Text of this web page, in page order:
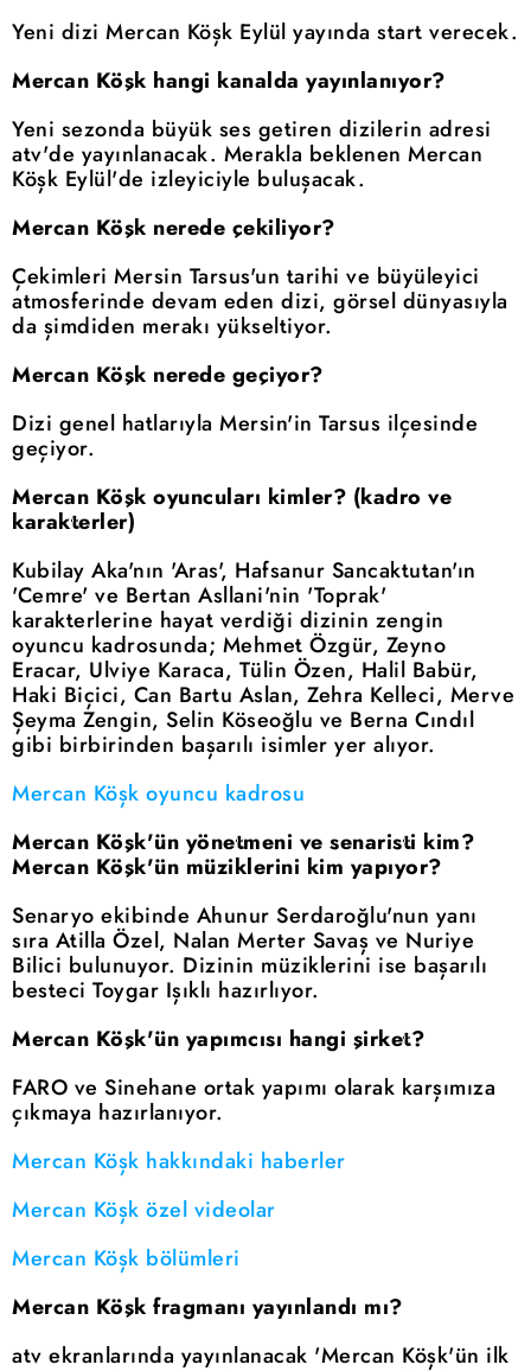
Yeni dizi Mercan Köşk Eylül yayında start verecek.
Mercan Köşk hangi kanalda yayınlanıyor?
Yeni sezonda büyük ses getiren dizilerin adresi
atv'de yayınlanacak. Merakla beklenen Mercan
Köşk Eylül'de izleyiciyle buluşacak.
Mercan Köşk nerede çekiliyor?
Çekimleri Mersin Tarsus'un tarihi ve büyüleyici
atmosferinde devam eden dizi, görsel dünyasıyla
da şimdiden merakı yükseltiyor.
Mercan Köşk nerede geçiyor?
Dizi genel hatlarıyla Mersin'in Tarsus ilçesinde
geçiyor.
Mercan Köşk oyuncuları kimler? (kadro ve
karakterler)
Kubilay Aka'nın 'Aras', Hafsanur Sancaktutan'ın
'Cemre' ve Bertan Asllani'nin 'Toprak'
karakterlerine hayat verdiği dizinin zengin
oyuncu kadrosunda; Mehmet Özgür, Zeyno
Eracar, Ulviye Karaca, Tülin Özen, Halil Babür,
Haki Biçici, Can Bartu Aslan, Zehra Kelleci, Merve
Şeyma Zengin, Selin Köseoğlu ve Berna Cındıl
gibi birbirinden başarılı isimler yer alıyor.
Mercan Köşk oyuncu kadrosu
Mercan Köşk'ün yönetmeni ve senaristi kim?
Mercan Köşk'ün müziklerini kim yapıyor?
Senaryo ekibinde Ahunur Serdaroğlu'nun yanı
sıra Atilla Özel, Nalan Merter Savaş ve Nuriye
Bilici bulunuyor. Dizinin müziklerini ise başarılı
besteci Toygar Işıklı hazırlıyor.
Mercan Köşk'ün yapımcısı hangi şirket?
FARO ve Sinehane ortak yapımı olarak karşımıza
çıkmaya hazırlanıyor.
Mercan Köşk hakkındaki haberler
Mercan Köşk özel videolar
Mercan Köşk bölümleri
Mercan Köşk fragmanı yayınlandı mı?
atv ekranlarında yayınlanacak 'Mercan Köşk'ün ilk